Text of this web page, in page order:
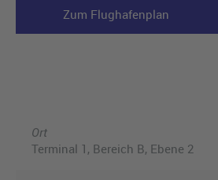
Zum Flughafenplan
Ort
Terminal 1, Bereich B, Ebene 2